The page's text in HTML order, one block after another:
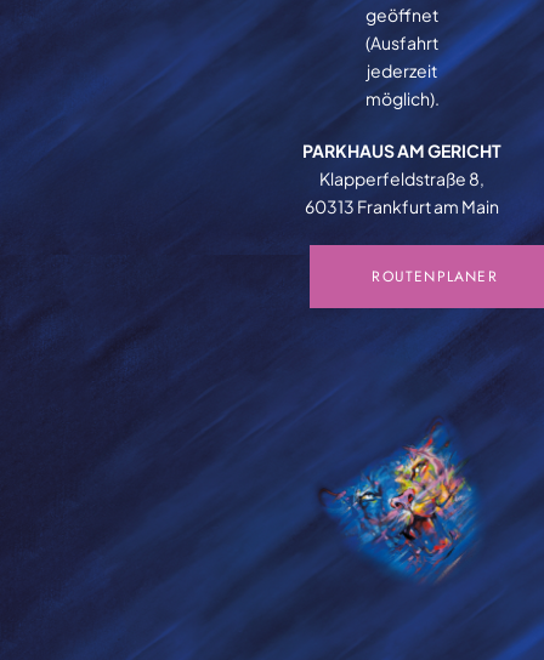
geöffnet
(Ausfahrt
jederzeit
möglich).
PARKHAUS AM GERICHT
Klapperfeldstraße 8,
60313 Frankfurt am Main
ROUTENPLANER